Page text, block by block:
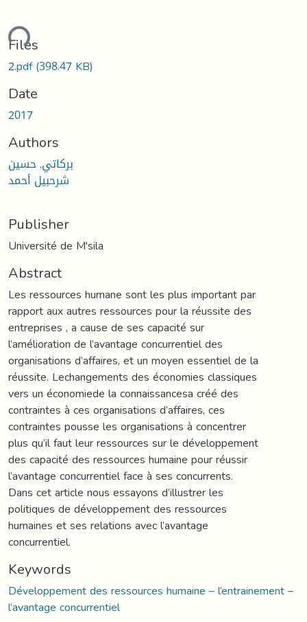
Files
2.pdf(398.47 KB)
Date
2017
Authors
بركاتي, حسين
شرحبيل أحمد
Publisher
Université de M'sila
Abstract
Les ressources humane sont les plus important par
rapport aux autres ressources pour la réussite des
entreprises , a cause de ses capacité sur
l’amélioration de l’avantage concurrentiel des
organisations d’affaires, et un moyen essentiel de la
réussite. Lechangements des économies classiques
vers un économiede la connaissancesa créé des
contraintes à ces organisations d’affaires, ces
contraintes pousse les organisations à concentrer
plus qu’il faut leur ressources sur le développement
des capacité des ressources humaine pour réussir
l’avantage concurrentiel face à ses concurrents.
Dans cet article nous essayons d’illustrer les
politiques de développement des ressources
humaines et ses relations avec l’avantage
concurrentiel.
Keywords
Développement des ressources humaine – l’entrainement –
l’avantage concurrentiel